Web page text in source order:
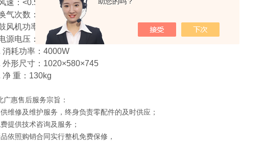
速：<0.5m/s
气次数：3-10次/min
风机功率：40W
源电压：220V 50Hz
消耗功率：4000W
外形尺寸：1020×580×745
净 重：130kg
广惠售后服务宗旨：
维修及维护服务，终身负责零配件的及时供应；
提供技术咨询及服务；
依照购销合同实行整机免费保修，